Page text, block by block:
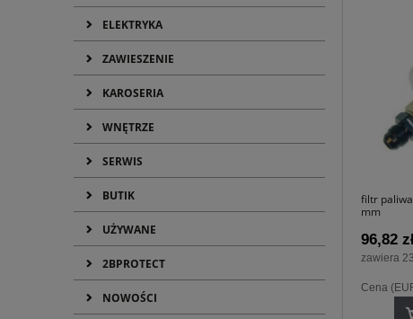
ELEKTRYKA
ZAWIESZENIE
KAROSERIA
WNĘTRZE
SERWIS
BUTIK
UŻYWANE
2BPROTECT
NOWOŚCI
filtr paliwa
mm
96,82
zawiera
Cena